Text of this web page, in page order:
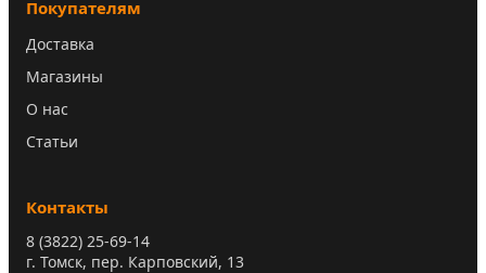
Покупателям
Доставка
Магазины
О нас
Статьи
Контакты
8 (3822) 25-69-14
г. Томск, пер. Карповский, 13